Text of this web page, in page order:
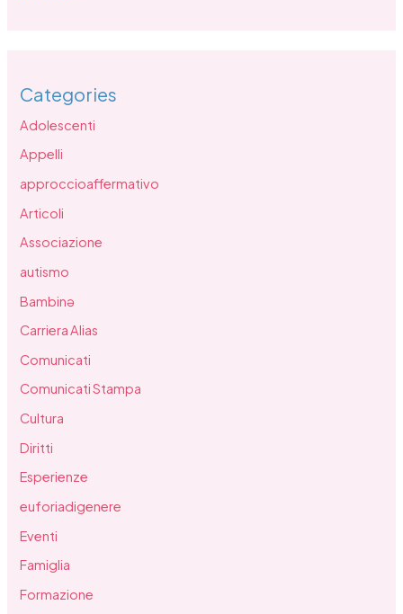
Categories
Adolescenti
Appelli
approccioaffermativo
Articoli
Associazione
autismo
Bambinə
Carriera Alias
Comunicati
Comunicati Stampa
Cultura
Diritti
Esperienze
euforiadigenere
Eventi
Famiglia
Formazione